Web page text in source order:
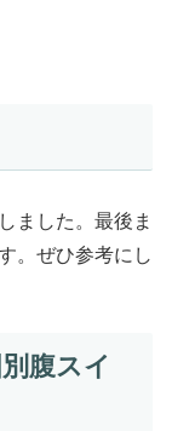
ました。最後ま
。ぜひ参考にし
腹スイ